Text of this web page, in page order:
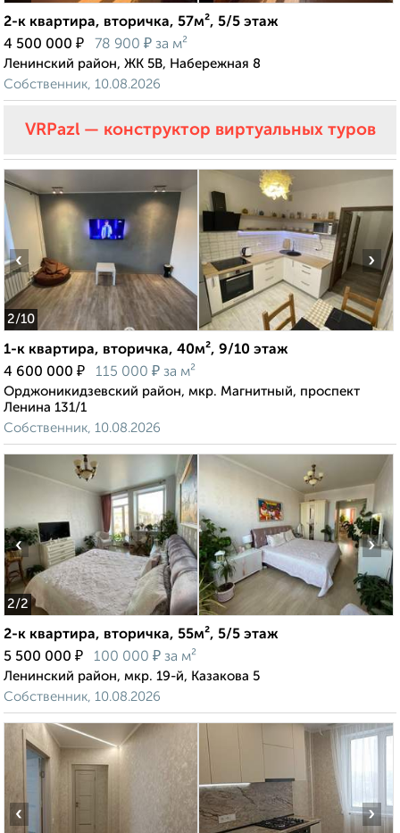
2-к квартира, вторичка, 57м², 5/5 этаж
4 500 000 ₽ 78 900 ₽ за м²
Ленинский район, ЖК 5В, Набережная 8
Собственник, 10.08.2026
VRPazl — конструктор виртуальных туров
2/10
‹ ›
1-к квартира, вторичка, 40м², 9/10 этаж
4 600 000 ₽ 115 000 ₽ за м²
Орджоникидзевский район, мкр. Магнитный, проспект
Ленина 131/1
Собственник, 10.08.2026
2/2
‹ ›
2-к квартира, вторичка, 55м², 5/5 этаж
5 500 000 ₽ 100 000 ₽ за м²
Ленинский район, мкр. 19-й, Казакова 5
Собственник, 10.08.2026
‹ ›